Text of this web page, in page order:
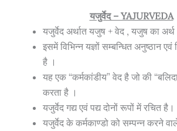
यजुर्वेद – YAJURVEDA
यजुर्वेद अर्थात यजुष + वेद , यजुष का अर्थ
इसमें विभिन्न यज्ञों सम्बन्धित अनुष्ठान
है ।
यह एक “कर्मकांडीय” वेद है जो की
करता है ।
यजुर्वेद गद्यएवं पद्य दोनों रूपों में रचित है।
यजुर्वेद के कर्मकाण्डो को सम्पन्न करने